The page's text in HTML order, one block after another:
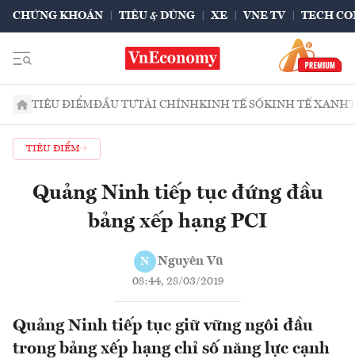
CHỨNG KHOÁN TIÊU & DÙNG XE VNE TV TECH
TIÊU ĐIỂMĐẦU TƯTÀI CHÍNHKINH TẾ SỐKINH TẾ XANH
TIÊU ĐIỂM
Quảng Ninh tiếp tục đứng đầu
bảng xếp hạng PCI
N Nguyên Vũ
08:44, 28/03/2019
Quảng Ninh tiếp tục giữ vững ngôi đầu
trong bảng xếp hạng chỉ số năng lực cạnh